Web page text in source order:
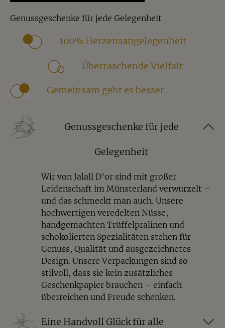
Eine schöne Geschenkidee für
Schokoladenliebhaber, Naschkatzen, Kollegen,
Freunde oder alle, die hochwertige Süßigkeiten mit
besonderem Geschmack schätzen.
Häufige Fragen zu Kokosmandeln
Was sind Kokosmandeln?
Kokosmandeln sind knackige Mandeln, die mit
cremiger weißer Schokolade umhüllt und mit feinen
Kokosflocken veredelt werden. Die Kombination
sorgt für einen exotischen und zartschmelzenden
Wie schmecken Kokosmandeln?
Kokosmandeln schmecken angenehm süß, leicht
exotisch und wunderbar ausgewogen. Die weiße
Schokolade sorgt für Cremigkeit, die Kokosflocken
für eine feine Tropennote und die Mandel für den
knackigen Biss.
Sind die Kokosmandeln als
Geschenk geeignet?
eignen sich die Kokosmandeln hervorragend als
Genussgeschenke für jede Gelegenheit
100% Herzensangelegenheit
Überraschende Vielfalt
Gemeinsam geht es besser
Genussgeschenke für jede
Gelegenheit
Wir von Jalall D’or sind mit großer
Leidenschaft im Münsterland verwurzelt –
und das schmeckt man auch. Unsere
hochwertigen veredelten Nüsse,
handgemachten Trüffelpralinen und
schokolierten Spezialitäten stehen für
Genuss, Qualität und ausgezeichnetes
Design. Unsere Verpackungen sind so
stilvoll, dass sie kein zusätzliches
Geschenkpapier brauchen – einfach
überreichen und Freude schenken.
Eine Handvoll Glück für alle